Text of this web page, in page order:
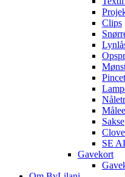
Clips
Pincet
Sakse
SE
Gavekort